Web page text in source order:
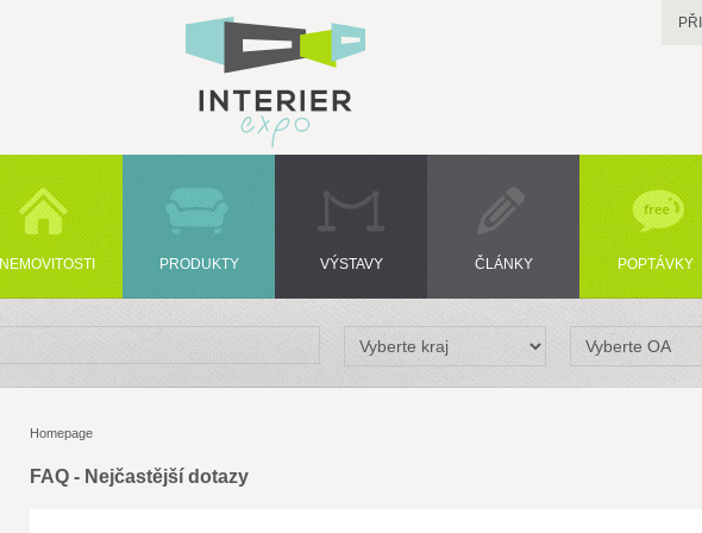
NEMOVITOSTI PRODUKTY VÝSTAVY ČLÁNKY POPTÁVKY
Homepage
FAQ - Nejčastější dotazy